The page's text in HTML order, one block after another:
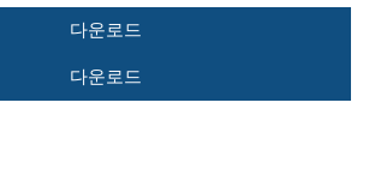
다운로드
다운로드